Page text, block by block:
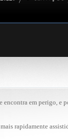
em perigo, e
rapidamente